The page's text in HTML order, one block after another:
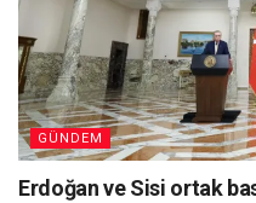
GÜNDEM
Erdoğan ve Sisi ortak